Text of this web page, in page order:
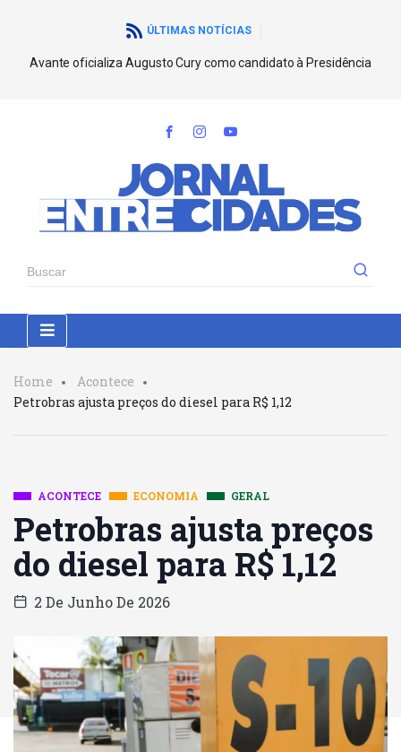
ÚLTIMAS NOTÍCIAS
Avante oficializa Augusto Cury como candidato à Presidência
Home
Acontece
Petrobras ajusta preços do diesel para R$ 1,12
ACONTECE ECONOMIA GERAL
Petrobras ajusta preços
do diesel para R$ 1,12
2 De Junho De 2026